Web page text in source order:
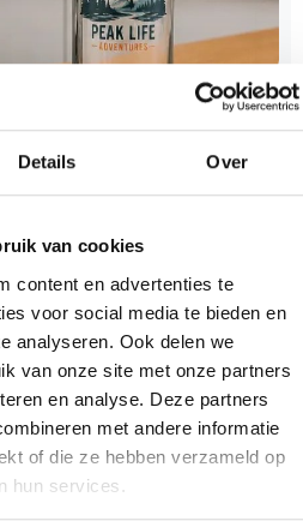
Details Over
van cookies
content en advertenties te
voor social media te bieden en
analyseren. Ook delen we
van onze site met onze partners
en analyse. Deze partners
met andere informatie
of die ze hebben verzameld op
hun services.
industriële uv-inkt
gelanceerd. Volgens de